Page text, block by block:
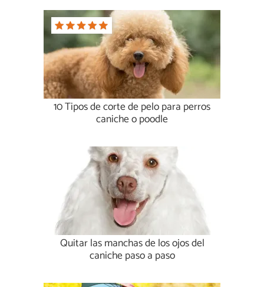
10 Tipos de corte de pelo para perros
caniche o poodle
Quitar las manchas de los ojos del
caniche paso a paso